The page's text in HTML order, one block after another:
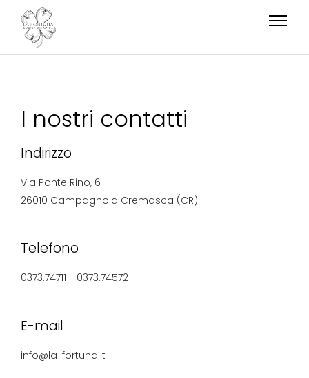
I nostri contatti
Indirizzo
Via Ponte Rino, 6
26010 Campagnola Cremasca (CR)
Telefono
0373.74711 - 0373.74572
E-mail
info@la-fortuna.it